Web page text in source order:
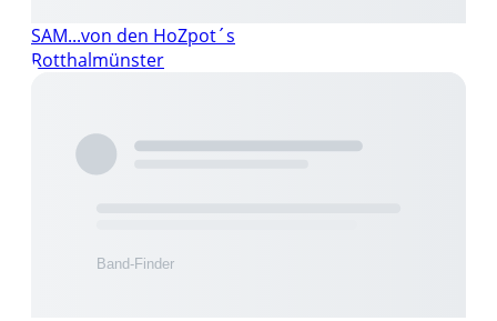
SAM...von den HoZpot´s
Rotthalmünster